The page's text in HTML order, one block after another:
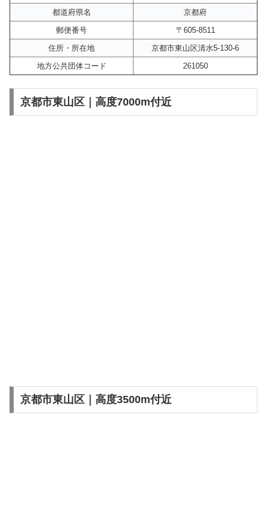
都道府県名
京都府
郵便番号
〒605-8511
住所・所在地
京都市東山区清水5-130-6
地方公共団体コード
261050
京都市東山区｜高度7000m付近
京都市東山区｜高度3500m付近